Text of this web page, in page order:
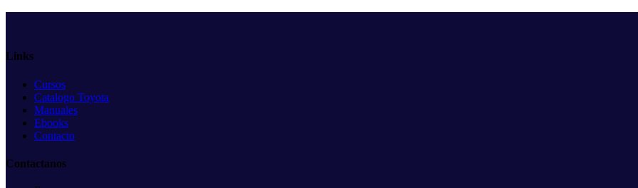
Links
Cursos
Catalogo Toyota
Manuales
Ebooks
Contacto
Contactanos